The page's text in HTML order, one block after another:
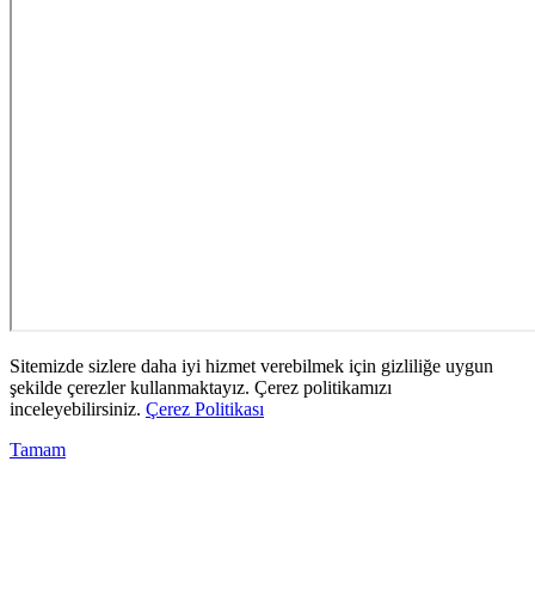
Sitemizde sizlere daha iyi hizmet verebilmek için gizliliğe uygun
şekilde çerezler kullanmaktayız. Çerez politikamızı
inceleyebilirsiniz. Çerez Politikası
Tamam